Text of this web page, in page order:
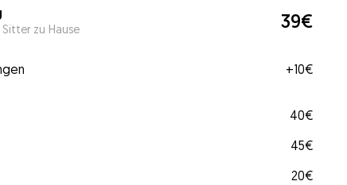
zu Hause 39€
+10€
40€
45€
20€